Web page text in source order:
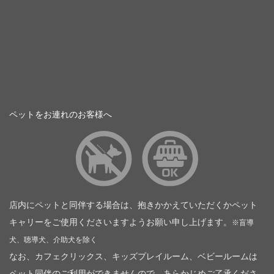
ペットをお連れのお客様へ
店内にペットと同伴する場合は、抱きかかえていただくかペット
キャリーをご使用くださいますようお願い申し上げます。
※盲導
犬、聴導犬、介助犬を除く
なお、カフェクリックス、キッズプレイルーム、ベビールームは